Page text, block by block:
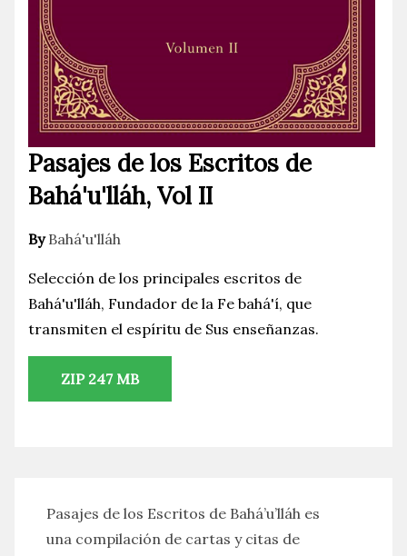
Pasajes de los Escritos de
Bahá'u'lláh, Vol II
ByBahá'u'lláh
Selección de los principales escritos de
Bahá'u'lláh, Fundador de la Fe bahá'í, que
transmiten el espíritu de Sus enseñanzas.
ZIP 247 MB
Pasajes de los Escritos de Bahá’u’lláh es
una compilación de cartas y citas de